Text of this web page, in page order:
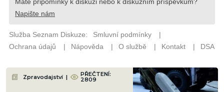
Zpravodajství | PŘEČTENÍ:
2809